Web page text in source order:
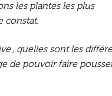
les plantes les plus
constat.
, quelles sont les
de pouvoir faire